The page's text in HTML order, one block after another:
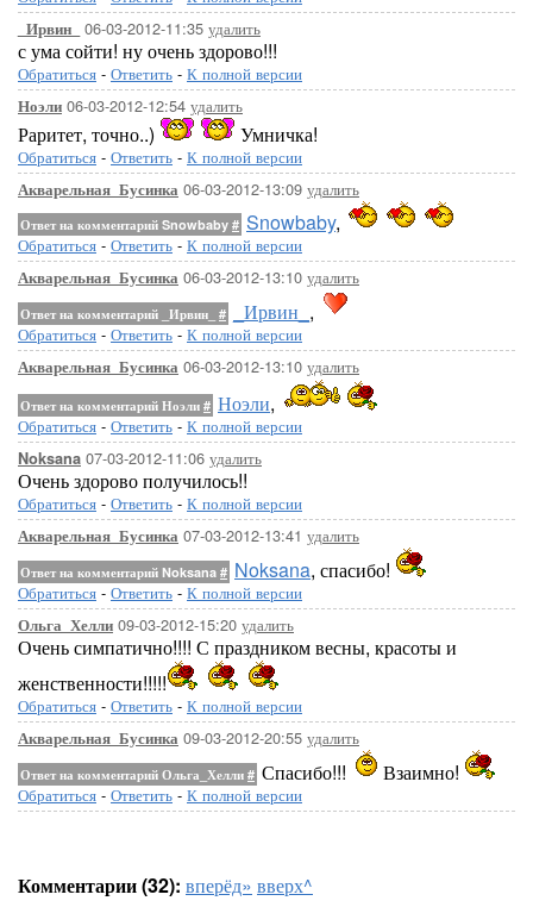
_Ирвин_ 06-03-2012-11:35 удалить
с ума сойти! ну очень здорово!!!
Обратиться - Ответить - К полной версии
Ноэли 06-03-2012-12:54 удалить
Раритет, точно..) Умничка!
Обратиться - Ответить - К полной версии
Акварельная_Бусинка 06-03-2012-13:09 удалить
Ответ на комментарий Snowbaby # Snowbaby,
Обратиться - Ответить - К полной версии
Акварельная_Бусинка 06-03-2012-13:10 удалить
Ответ на комментарий _Ирвин_ # _Ирвин_ ,
Обратиться - Ответить - К полной версии
Акварельная_Бусинка 06-03-2012-13:10 удалить
Ответ на комментарий Ноэли # Ноэли,
Обратиться - Ответить - К полной версии
Noksana 07-03-2012-11:06 удалить
Очень здорово получилось!!
Обратиться - Ответить - К полной версии
Акварельная_Бусинка 07-03-2012-13:41 удалить
Ответ на комментарий Noksana # Noksana, спасибо!
Обратиться - Ответить - К полной версии
Ольга_Хелли 09-03-2012-15:20 удалить
Очень симпатично!!!! С праздником весны, красоты и
женственности!!!!!
Обратиться - Ответить - К полной версии
Акварельная_Бусинка 09-03-2012-20:55 удалить
Ответ на комментарий Ольга_Хелли # Спасибо!!! Взаимно!
Обратиться - Ответить - К полной версии
Комментарии (32): вперёд» вверх^